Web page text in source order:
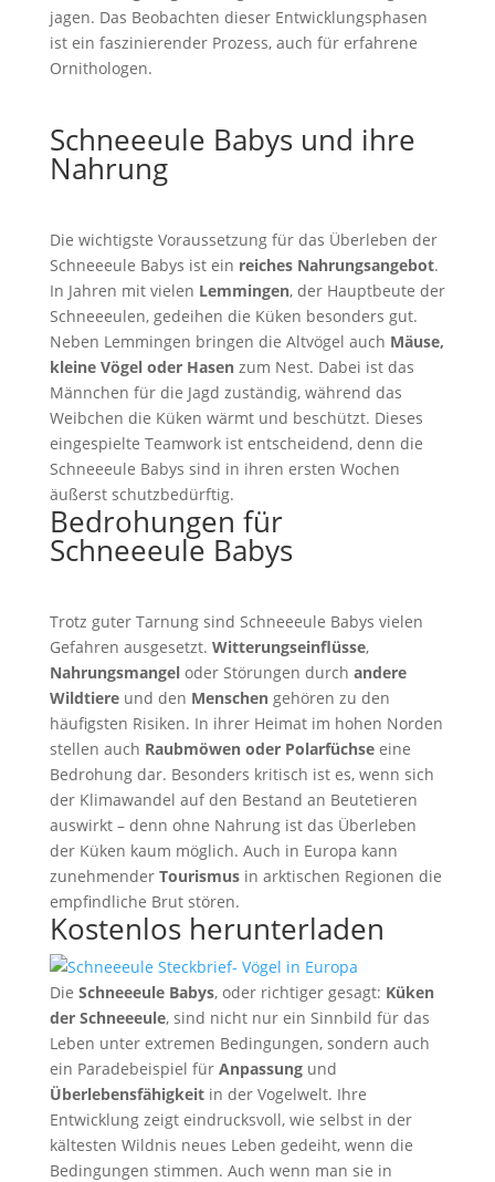
jagen. Das Beobachten dieser Entwicklungsphasen
ist ein faszinierender Prozess, auch für erfahrene
Ornithologen.
Schneeeule Babys und ihre
Nahrung
Die wichtigste Voraussetzung für das Überleben der
Schneeeule Babys ist ein reiches Nahrungsangebot.
In Jahren mit vielen Lemmingen, der Hauptbeute der
Schneeeulen, gedeihen die Küken besonders gut.
Neben Lemmingen bringen die Altvögel auch Mäuse,
kleine Vögel oder Hasenzum Nest. Dabei ist das
Männchen für die Jagd zuständig, während das
Weibchen die Küken wärmt und beschützt. Dieses
eingespielte Teamwork ist entscheidend, denn die
Schneeeule Babys sind in ihren ersten Wochen
äußerst schutzbedürftig.
Bedrohungen für
Schneeeule Babys
Trotz guter Tarnung sind Schneeeule Babys vielen
Gefahren ausgesetzt. Witterungseinflüsse,
Nahrungsmangeloder Störungen durch andere
Wildtiereund den Menschengehören zu den
häufigsten Risiken. In ihrer Heimat im hohen Norden
stellen auch Raubmöwen oder Polarfüchseeine
Bedrohung dar. Besonders kritisch ist es, wenn sich
der Klimawandel auf den Bestand an Beutetieren
auswirkt – denn ohne Nahrung ist das Überleben
der Küken kaum möglich. Auch in Europa kann
zunehmender Tourismusin arktischen Regionen die
empfindliche Brut stören.
Kostenlos herunterladen
Die Schneeeule Babys, oder richtiger gesagt: Küken
der Schneeeule, sind nicht nur ein Sinnbild für das
Leben unter extremen Bedingungen, sondern auch
ein Paradebeispiel für Anpassungund
Überlebensfähigkeitin der Vogelwelt. Ihre
Entwicklung zeigt eindrucksvoll, wie selbst in der
kältesten Wildnis neues Leben gedeiht, wenn die
Bedingungen stimmen. Auch wenn man sie in